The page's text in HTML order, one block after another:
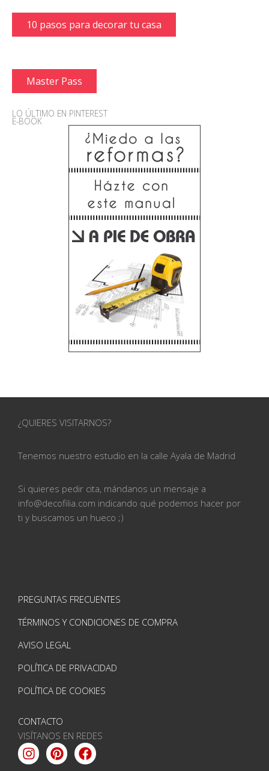
10 pasos para decorar tu casa
Master Pass
LO ÚLTIMO EN PINTEREST
E-BOOK
¿QUIERES VISITARNOS?
Tenemos nuestro estudio en la calle Ayala de Madrid
Si quieres pedir cita, mándanos un mensaje a
info@decofilia.com indicando qué podemos hacer por
ti y buscamos un hueco ;)
PREGUNTAS FRECUENTES
TÉRMINOS Y CONDICIONES DE COMPRA
AVISO LEGAL
POLÍTICA DE PRIVACIDAD
POLÍTICA DE COOKIES
CONTACTO
VISÍTANOS EN REDES
Instagram
PinterestFacebook